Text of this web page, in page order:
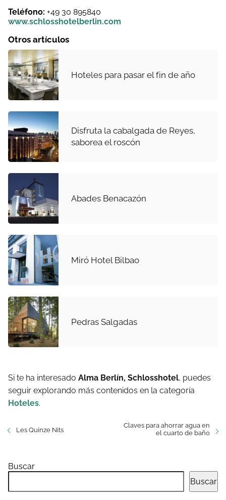
Teléfono: +49 30 895840
www.schlosshotelberlin.com
Otros artículos
Hoteles para pasar el fin de año
Disfruta la cabalgada de Reyes,
saborea el roscón
Abades Benacazón
Miró Hotel Bilbao
Pedras Salgadas
Si te ha interesado Alma Berlín, Schlosshotel, puedes
seguir explorando más contenidos en la categoría
Hoteles.
Les Quinze Nits
Claves para ahorrar agua en
el cuarto de baño
Buscar
Buscar